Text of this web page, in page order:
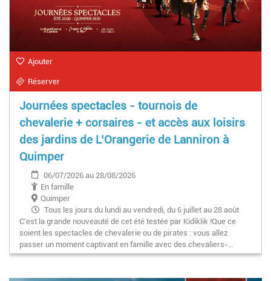
Ajouter
Réserver
Journées spectacles - tournois de
chevalerie + corsaires - et accès aux loisirs
des jardins de L’Orangerie de Lanniron à
Quimper
06/07/2026 au 28/08/2026
En famille
Quimper
Tous les jours du lundi au vendredi, du 6 juillet au 28 août
inclus (sauf les 15 juillet et 12 août).
C'est la grande nouveauté de cet été testée par Kidiklik !Que ce
soient les spectacles de chevalerie ou de pirates : vous allez
passer un moment captivant en famille avec des chevaliers-…